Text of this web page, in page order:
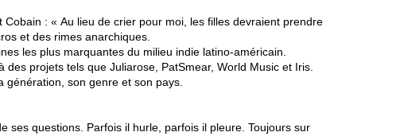
: « Au lieu de crier pour moi, les filles devraient prendre
et des rimes anarchiques.
les plus marquantes du milieu indie latino-américain.
projets tels que Juliarose, PatSmear, World Music et Iris.
son genre et son pays.
ses questions. Parfois il hurle, parfois il pleure. Toujours sur